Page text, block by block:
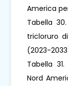
America
Tabella
tricloruro
(2023-
Tabella
Nord